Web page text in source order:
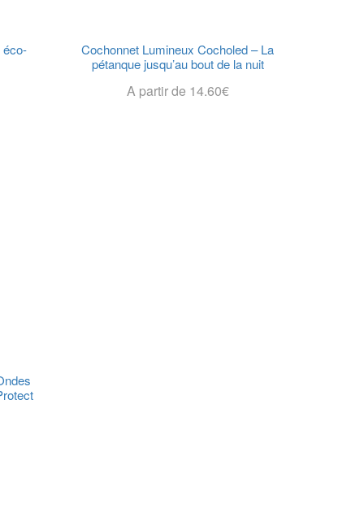
Cochonnet Lumineux Cocholed – La
pétanque jusqu’au bout de la nuit
A partir de 14.60€